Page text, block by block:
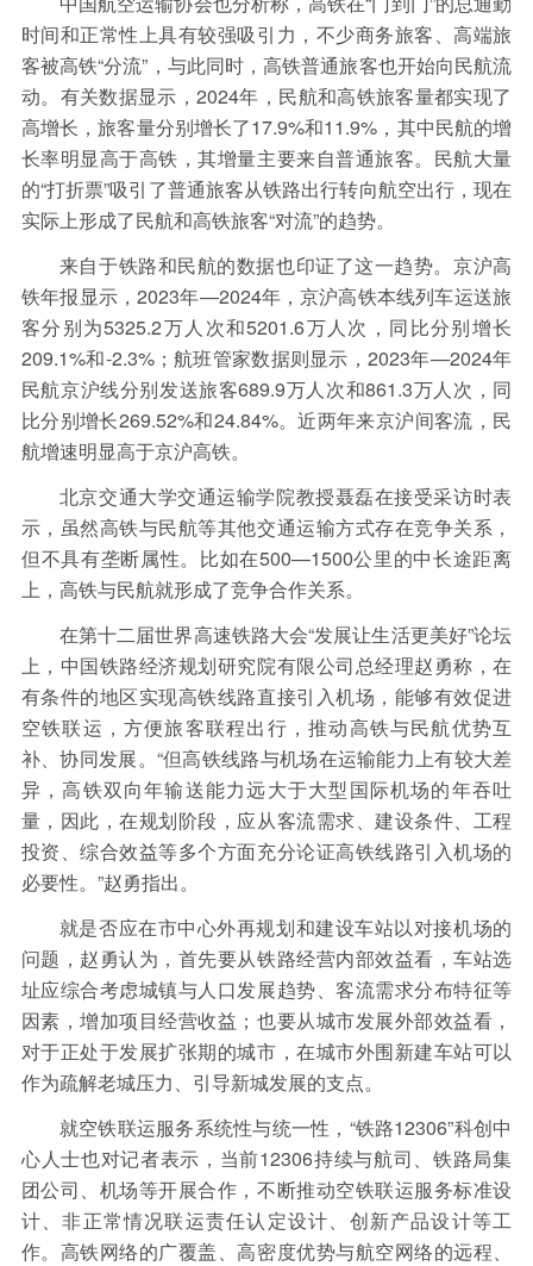
时间和正常性上具有较强吸引力，不少商务旅客、高端旅
客被高铁“分流”，与此同时，高铁普通旅客也开始向民航流
动。有关数据显示，2024年，民航和高铁旅客量都实现了
高增长，旅客量分别增长了17.9%和11.9%，其中民航的增
长率明显高于高铁，其增量主要来自普通旅客。民航大量
的“打折票”吸引了普通旅客从铁路出行转向航空出行，现在
实际上形成了民航和高铁旅客“对流”的趋势。
来自于铁路和民航的数据也印证了这一趋势。京沪高
铁年报显示，2023年—2024年，京沪高铁本线列车运送旅
客分别为5325.2万人次和5201.6万人次，同比分别增长
209.1%和-2.3%；航班管家数据则显示，2023年—2024年
民航京沪线分别发送旅客689.9万人次和861.3万人次，同
比分别增长269.52%和24.84%。近两年来京沪间客流，民
航增速明显高于京沪高铁。
北京交通大学交通运输学院教授聂磊在接受采访时表
示，虽然高铁与民航等其他交通运输方式存在竞争关系，
但不具有垄断属性。比如在500—1500公里的中长途距离
上，高铁与民航就形成了竞争合作关系。
在第十二届世界高速铁路大会“发展让生活更美好”论坛
上，中国铁路经济规划研究院有限公司总经理赵勇称，在
有条件的地区实现高铁线路直接引入机场，能够有效促进
空铁联运，方便旅客联程出行，推动高铁与民航优势互
补、协同发展。“但高铁线路与机场在运输能力上有较大差
异，高铁双向年输送能力远大于大型国际机场的年吞吐
量，因此，在规划阶段，应从客流需求、建设条件、工程
投资、综合效益等多个方面充分论证高铁线路引入机场的
必要性。”赵勇指出。
就是否应在市中心外再规划和建设车站以对接机场的
问题，赵勇认为，首先要从铁路经营内部效益看，车站选
址应综合考虑城镇与人口发展趋势、客流需求分布特征等
因素，增加项目经营收益；也要从城市发展外部效益看，
对于正处于发展扩张期的城市，在城市外围新建车站可以
作为疏解老城压力、引导新城发展的支点。
就空铁联运服务系统性与统一性，“铁路12306”科创中
心人士也对记者表示，当前12306持续与航司、铁路局集
团公司、机场等开展合作，不断推动空铁联运服务标准设
计、非正常情况联运责任认定设计、创新产品设计等工
作。高铁网络的广覆盖、高密度优势与航空网络的远程、